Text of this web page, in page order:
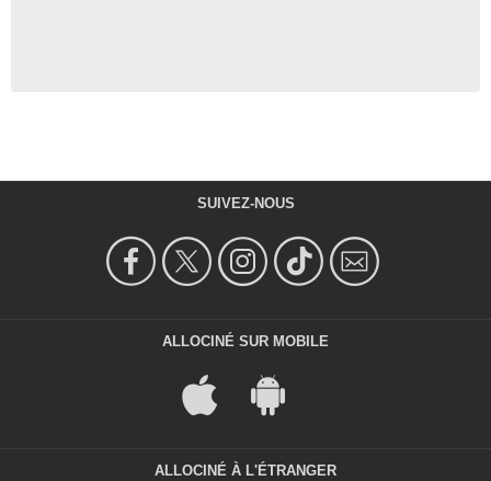
SUIVEZ-NOUS
ALLOCINÉ SUR MOBILE
ALLOCINÉ À L'ÉTRANGER